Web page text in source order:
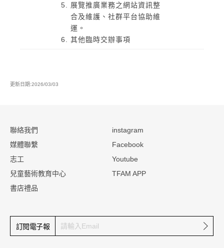
展覽推廣業務之網站資訊整
合及維護、社群平台協助維
運。
其他臨時交辦事項
更新日期:2026/03/03
聯絡我們
媒體聯繫
志工
兒童藝術教育中心
書店禮品
instagram
Facebook
Youtube
TFAM APP
訂閱電子報 確定